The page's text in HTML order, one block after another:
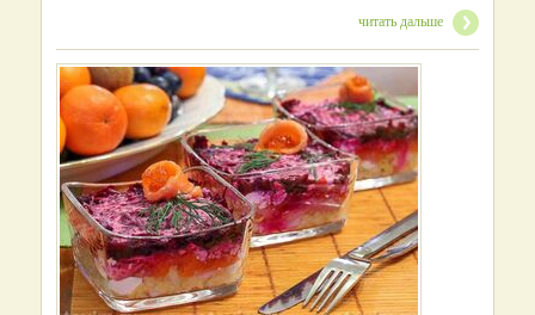
читать дальше